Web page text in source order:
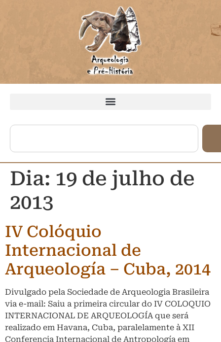
Dia: 19 de julho de
2013
IV Colóquio
Internacional de
Arqueología – Cuba, 2014
Divulgado pela Sociedade de Arqueologia Brasileira
via e-mail: Saiu a primeira circular do IV COLOQUIO
INTERNACIONAL DE ARQUEOLOGÍA que será
realizado em Havana, Cuba, paralelamente à XII
Conferencia Internacional de Antropología em